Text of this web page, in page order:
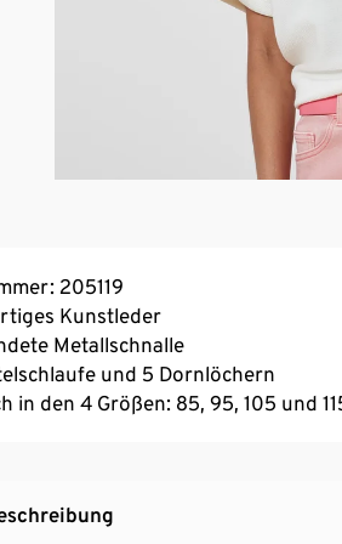
205119
Kunstleder
Metallschnalle
und 5 Dornlöchern
in den 4 Größen: 85, 95, 105 und